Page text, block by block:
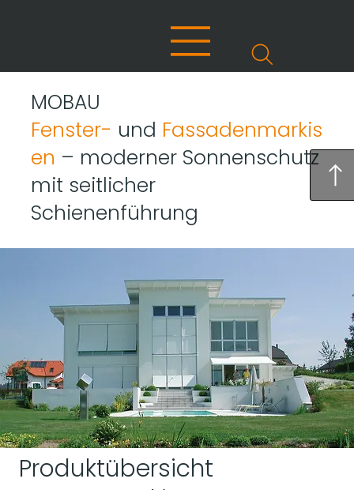
MOBAU
Fenster- und Fassadenmarkis
en – moderner Sonnenschutz
mit seitlicher
Schienenführung
Produktübersicht